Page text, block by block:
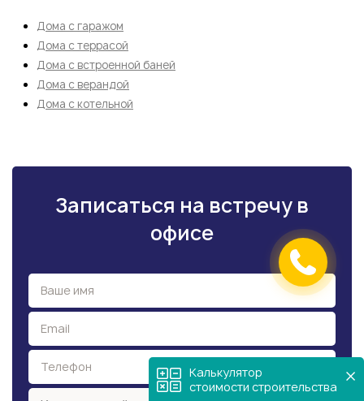
Калькулятор
стоимости строительства
Дома с гаражом
Дома с террасой
Дома с встроенной баней
Дома с верандой
Дома с котельной
Записаться на встречу в
офисе